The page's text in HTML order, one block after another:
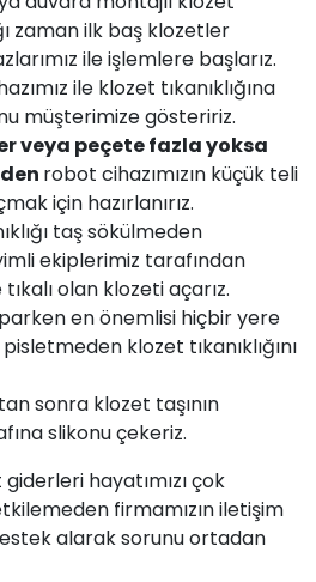
zaman ilk baş klozetler
ile işlemlere başlarız.
ile klozet tıkanıklığına
müşterimize gösteririz.
veya peçete fazla yoksa
robot cihazımızın küçük teli
için hazırlanırız.
taş sökülmeden
ekiplerimiz tarafından
olan klozeti açarız.
en önemlisi hiçbir yere
klozet tıkanıklığını
sonra klozet taşının
slikonu çekeriz.
giderleri hayatımızı çok
firmamızın iletişim
alarak sorunu ortadan